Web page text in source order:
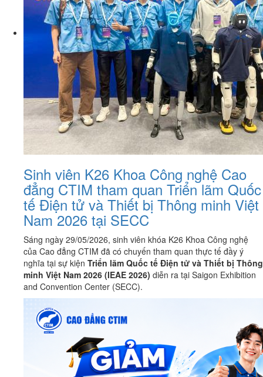
Sinh viên K26 Khoa Công nghệ Cao
đẳng CTIM tham quan Triển lãm Quốc
tế Điện tử và Thiết bị Thông minh Việt
Nam 2026 tại SECC
Sáng ngày 29/05/2026, sinh viên khóa K26 Khoa Công nghệ
của Cao đẳng CTIM đã có chuyến tham quan thực tế đầy ý
nghĩa tại sự kiện Triển lãm Quốc tế Điện tử và Thiết bị Thông
minh Việt Nam 2026 (IEAE 2026) diễn ra tại Saigon Exhibition
and Convention Center (SECC).